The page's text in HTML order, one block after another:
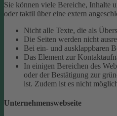
Sie können viele Bereiche, Inhalte
oder taktil über eine extern
Nicht alle Texte, die als
Die Seiten werden nicht
Bei ein- und ausklappbaren
Das Element zur
In einigen Bereichen des
oder der Bestätigung zur
ist. Zudem ist es nicht
Unternehmenswebseite